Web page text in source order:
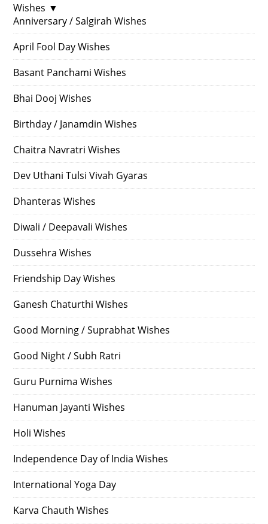
Wishes ▼
Anniversary / Salgirah Wishes
April Fool Day Wishes
Basant Panchami Wishes
Bhai Dooj Wishes
Birthday / Janamdin Wishes
Chaitra Navratri Wishes
Dev Uthani Tulsi Vivah Gyaras
Dhanteras Wishes
Diwali / Deepavali Wishes
Dussehra Wishes
Friendship Day Wishes
Ganesh Chaturthi Wishes
Good Morning / Suprabhat Wishes
Good Night / Subh Ratri
Guru Purnima Wishes
Hanuman Jayanti Wishes
Holi Wishes
Independence Day of India Wishes
International Yoga Day
Karva Chauth Wishes